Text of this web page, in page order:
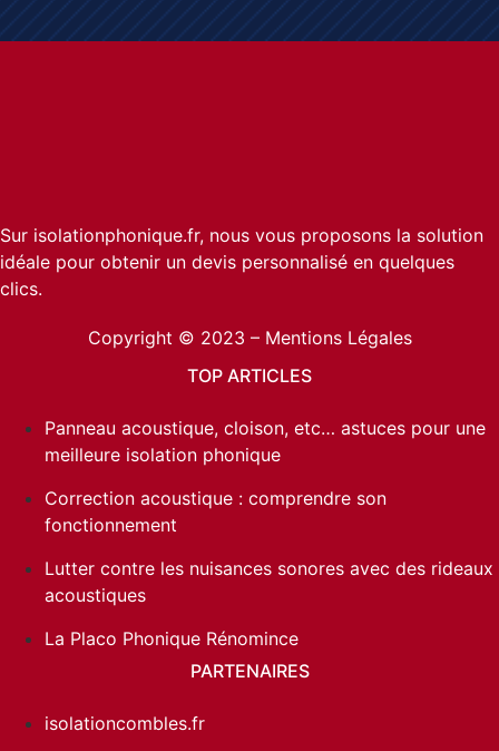
Sur isolationphonique.fr, nous vous proposons la solution
idéale pour obtenir un devis personnalisé en quelques
clics.
Copyright © 2023 – Mentions Légales
TOP ARTICLES
Panneau acoustique, cloison, etc… astuces pour une
meilleure isolation phonique
Correction acoustique : comprendre son
fonctionnement
Lutter contre les nuisances sonores avec des rideaux
acoustiques
La Placo Phonique Rénomince
PARTENAIRES
isolationcombles.fr